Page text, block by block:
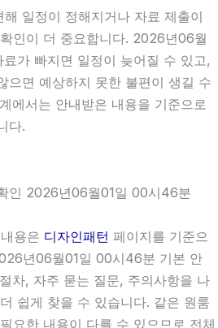
일정이 정해지거나 자료 제출이
인이 더 중요합니다. 2026년06월
가 빠지면 일정이 늦어질 수 있고,
으면 예상하지 못한 불편이 생길 수
에서는 안내받은 내용을 기준으로
다.
인 2026년06월01일 00시46분
용은 디자인패턴 페이지를 기준으
년06월01일 00시46분 기본 안
차, 자주 묻는 질문, 주의사항을 나
쉽게 찾을 수 있습니다. 같은 원룸
요한 내용이 다를 수 있으므로 전체